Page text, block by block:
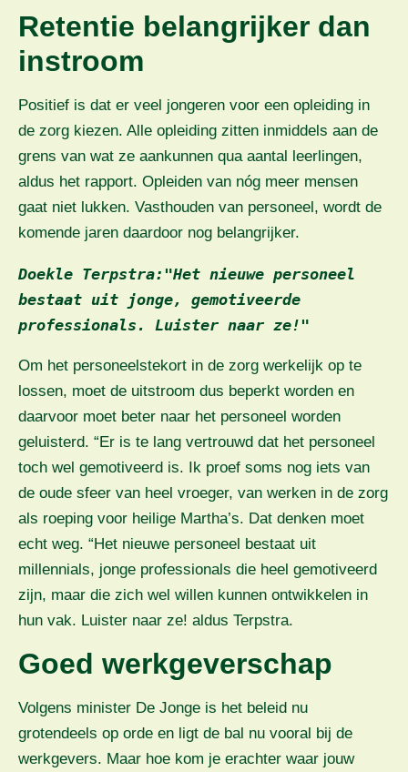
Retentie belangrijker dan
instroom
Positief is dat er veel jongeren voor een opleiding in
de zorg kiezen. Alle opleiding zitten inmiddels aan de
grens van wat ze aankunnen qua aantal leerlingen,
aldus het rapport. Opleiden van nóg meer mensen
gaat niet lukken. Vasthouden van personeel, wordt de
komende jaren daardoor nog belangrijker.
Doekle Terpstra:"Het nieuwe personeel
bestaat uit jonge, gemotiveerde
professionals. Luister naar ze!"
Om het personeelstekort in de zorg werkelijk op te
lossen, moet de uitstroom dus beperkt worden en
daarvoor moet beter naar het personeel worden
geluisterd. “Er is te lang vertrouwd dat het personeel
toch wel gemotiveerd is. Ik proef soms nog iets van
de oude sfeer van heel vroeger, van werken in de zorg
als roeping voor heilige Martha’s. Dat denken moet
echt weg. “Het nieuwe personeel bestaat uit
millennials, jonge professionals die heel gemotiveerd
zijn, maar die zich wel willen kunnen ontwikkelen in
hun vak. Luister naar ze! aldus Terpstra.
Goed werkgeverschap
Volgens minister De Jonge is het beleid nu
grotendeels op orde en ligt de bal nu vooral bij de
werkgevers. Maar hoe kom je erachter waar jouw